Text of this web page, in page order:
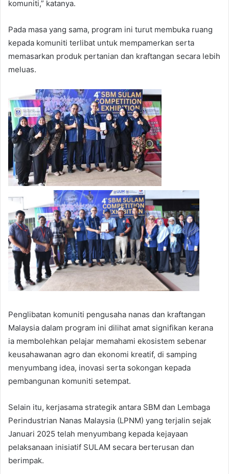
komuniti,” katanya.
Pada masa yang sama, program ini turut membuka ruang
kepada komuniti terlibat untuk mempamerkan serta
memasarkan produk pertanian dan kraftangan secara lebih
meluas.
Penglibatan komuniti pengusaha nanas dan kraftangan
Malaysia dalam program ini dilihat amat signifikan kerana
ia membolehkan pelajar memahami ekosistem sebenar
keusahawanan agro dan ekonomi kreatif, di samping
menyumbang idea, inovasi serta sokongan kepada
pembangunan komuniti setempat.
Selain itu, kerjasama strategik antara SBM dan Lembaga
Perindustrian Nanas Malaysia (LPNM) yang terjalin sejak
Januari 2025 telah menyumbang kepada kejayaan
pelaksanaan inisiatif SULAM secara berterusan dan
berimpak.